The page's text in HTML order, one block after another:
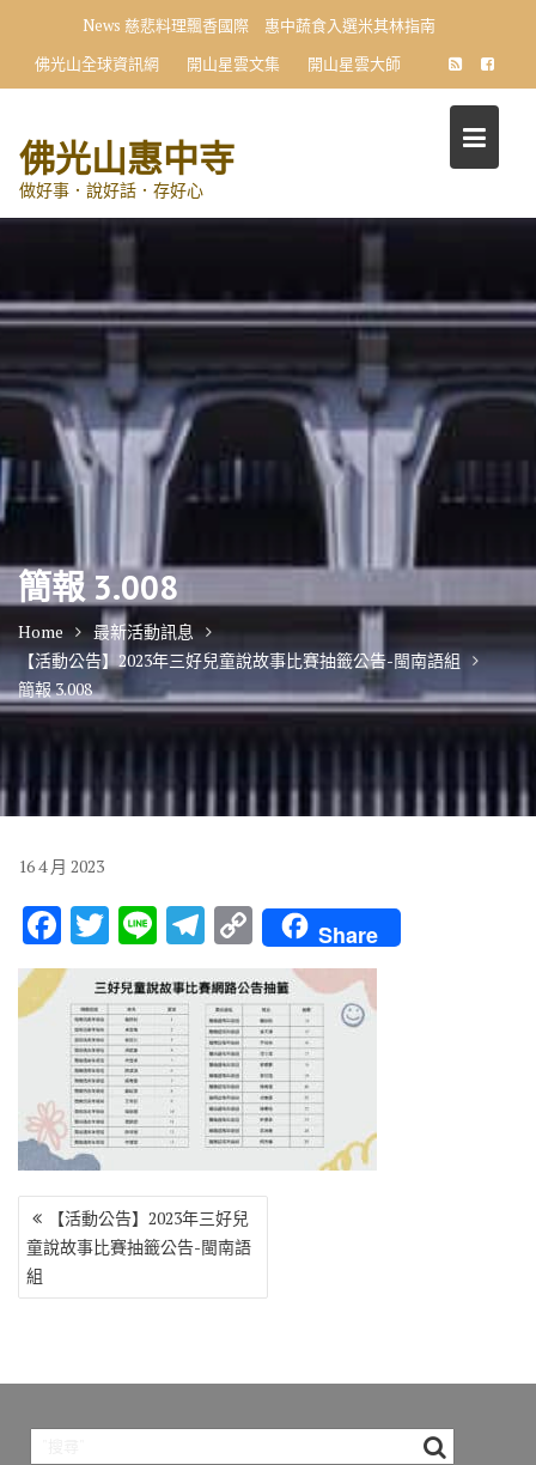
content
News 慈悲料理飄香國際 惠中蔬食入選米其林指南
佛光山全球資訊網
開山星雲文集 開山星雲大師
佛光山惠中寺
做好事．說好話．存好心
簡報 3.008
Home
最新活動訊息
【活動公告】2023年三好兒童說故事比賽抽籤公告-閩南語組
簡報 3.008
164 月 2023
F
ac
e
b
o
o
k
T
it
te
r
Li
e
T
e
gr
a
m
C
o
p
y
Li
n
k
Share
文
章
導
覽
【活動公告】2023年三好兒
童說故事比賽抽籤公告-閩南語
組